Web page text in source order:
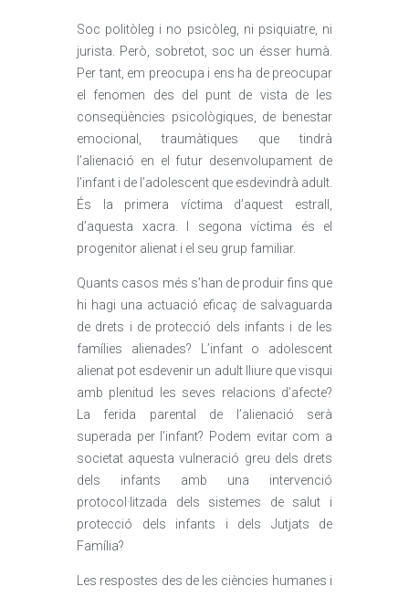
Soc politòleg i no psicòleg, ni psiquiatre, ni
jurista. Però, sobretot, soc un ésser humà.
Per tant, em preocupa i ens ha de preocupar
el fenomen des del punt de vista de les
conseqüències psicològiques, de benestar
emocional, traumàtiques que tindrà
l’alienació en el futur desenvolupament de
l’infant i de l’adolescent que esdevindrà adult.
És la primera víctima d’aquest estrall,
d’aquesta xacra. I segona víctima és el
progenitor alienat i el seu grup familiar.
Quants casos més s’han de produir fins que
hi hagi una actuació eficaç de salvaguarda
de drets i de protecció dels infants i de les
famílies alienades? L’infant o adolescent
alienat pot esdevenir un adult lliure que visqui
amb plenitud les seves relacions d’afecte?
La ferida parental de l’alienació serà
superada per l’infant? Podem evitar com a
societat aquesta vulneració greu dels drets
dels infants amb una intervenció
protocol·litzada dels sistemes de salut i
protecció dels infants i dels Jutjats de
Família?
Les respostes des de les ciències humanes i